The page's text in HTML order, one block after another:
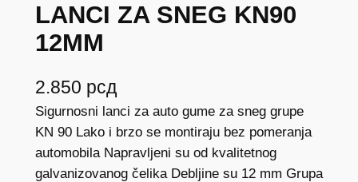
LANCI ZA SNEG KN90
12MM
2.850 рсд
Sigurnosni lanci za auto gume za sneg grupe
KN 90 Lako i brzo se montiraju bez pomeranja
automobila Napravljeni su od kvalitetnog
galvanizovanog čelika Debljine su 12 mm Grupa